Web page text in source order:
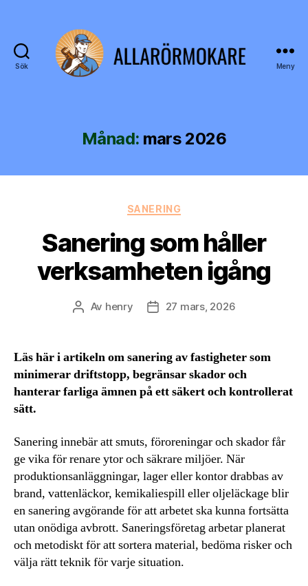
Sök Meny
Månad: mars 2026
Kategorier
SANERING
Sanering som håller
verksamheten igång
Inläggsförfattare
Av henry Inläggsdatum
27 mars, 2026
Läs här i artikeln om sanering av fastigheter som
minimerar driftstopp, begränsar skador och
hanterar farliga ämnen på ett säkert och kontrollerat
sätt.
Sanering innebär att smuts, föroreningar och skador får
ge vika för renare ytor och säkrare miljöer. När
produktionsanläggningar, lager eller kontor drabbas av
brand, vattenläckor, kemikaliespill eller oljeläckage blir
en sanering avgörande för att arbetet ska kunna fortsätta
utan onödiga avbrott. Saneringsföretag arbetar planerat
och metodiskt för att sortera material, bedöma risker och
välja rätt teknik för varje situation.